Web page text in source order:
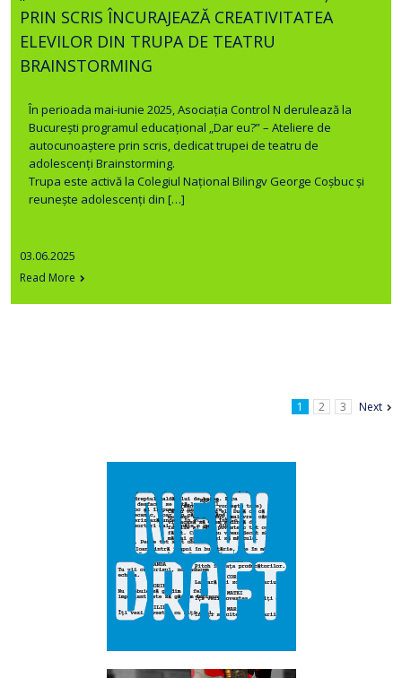
PRIN SCRIS ÎNCURAJEAZĂ CREATIVITATEA
ELEVILOR DIN TRUPA DE TEATRU
BRAINSTORMING
În perioada mai-iunie 2025, Asociația Control N derulează la
București programul educațional „Dar eu?” – Ateliere de
autocunoaștere prin scris, dedicat trupei de teatru de
adolescenți Brainstorming.
Trupa este activă la Colegiul Național Bilingv George Coșbuc și
reunește adolescenți din […]
03.06.2025
Read More
1 2 3 Next